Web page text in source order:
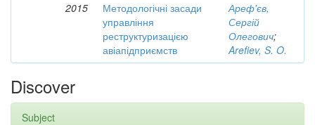
2015
Методологічні засади
управління
реструктуризацією
авіапідприємств
Ареф'єв,
Сергій
Олегович;
Arefiev, S. O.
Discover
Subject